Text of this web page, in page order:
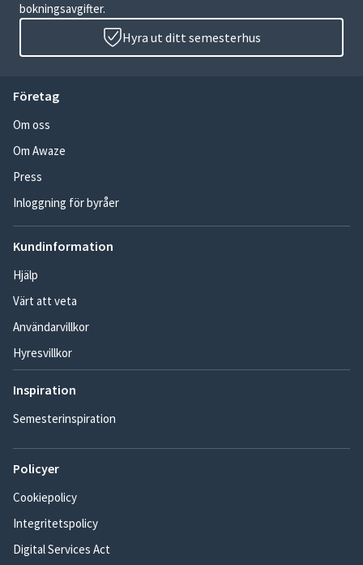
bokningsavgifter.
Hyra ut ditt semesterhus
Företag
Om oss
Om Awaze
Press
Inloggning för byråer
Kundinformation
Hjälp
Värt att veta
Användarvillkor
Hyresvillkor
Inspiration
Semesterinspiration
Policyer
Cookiepolicy
Integritetspolicy
Digital Services Act